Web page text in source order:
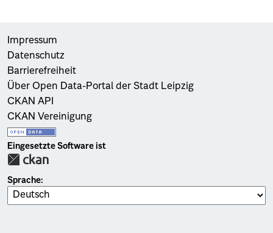
Impressum
Datenschutz
Barrierefreiheit
Über Open Data-Portal der Stadt Leipzig
CKAN API
CKAN Vereinigung
Eingesetzte Software ist
Sprache